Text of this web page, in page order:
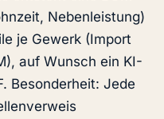
Nebenleistung)
je Gewerk (Import
auf Wunsch ein KI-
Besonderheit: Jede